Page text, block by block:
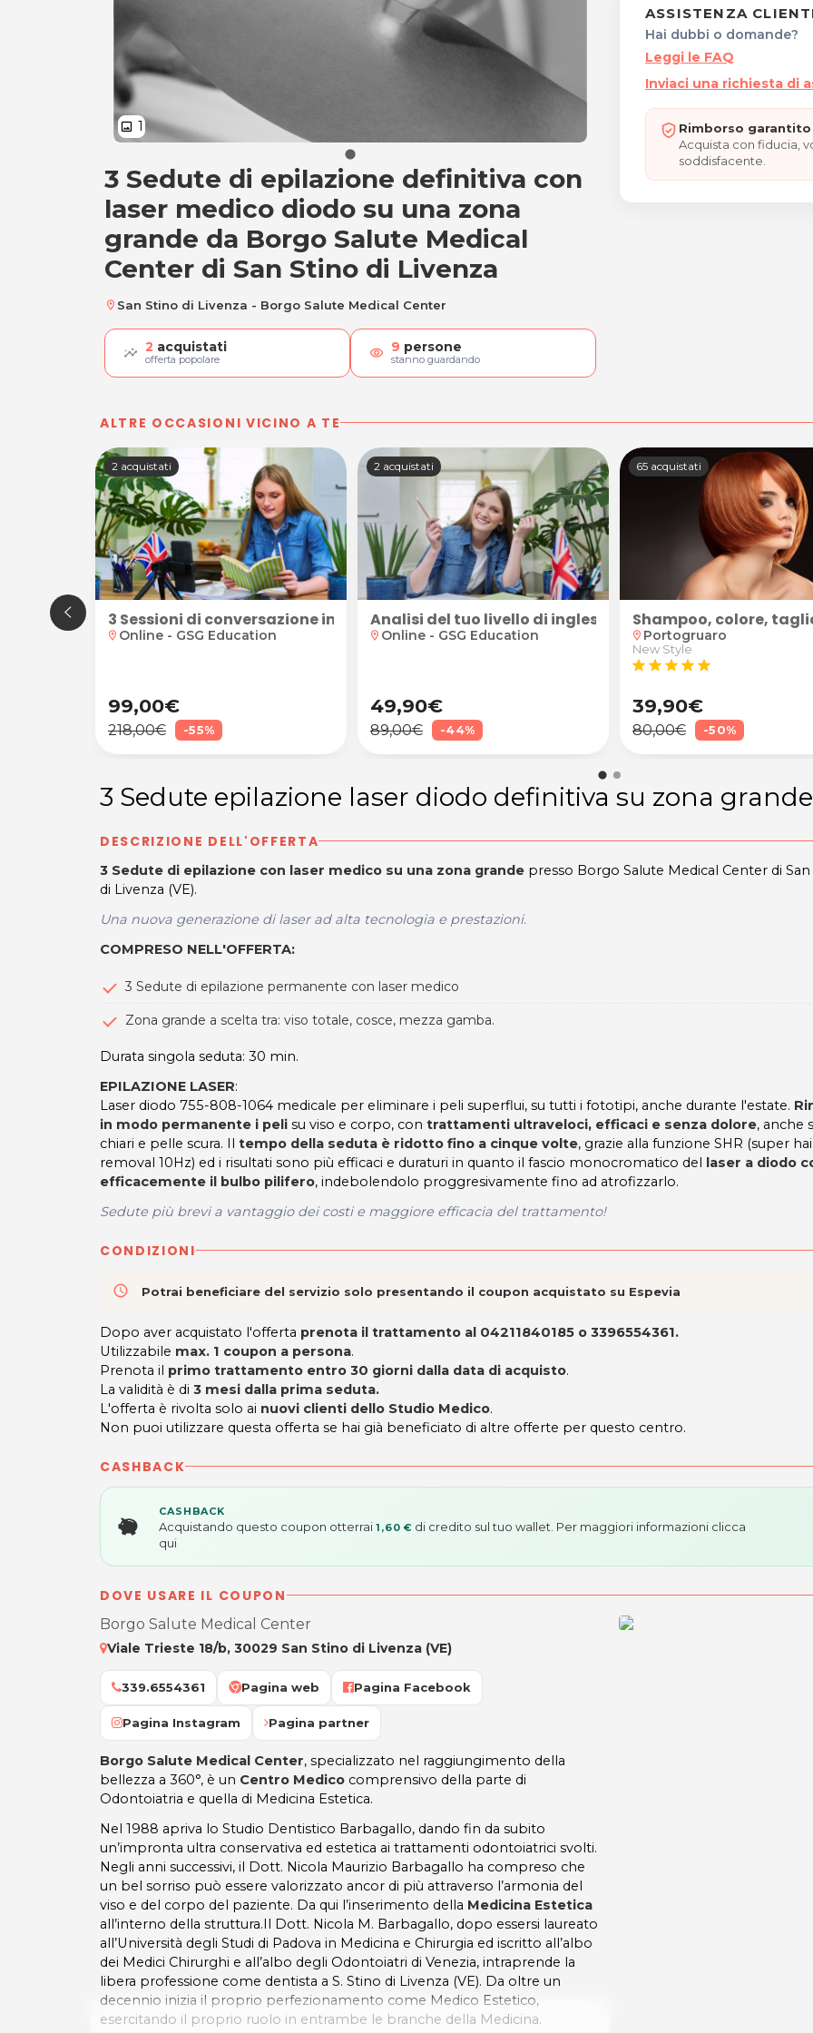
image 1
3 Sedute epilazione laser diodo definitiva
3 Sedute di epilazione definitiva con
laser medico diodo su una zona
grande da Borgo Salute Medical
Center di San Stino di Livenza
location_on San Stino di Livenza - Borgo Salute Medical Center
2 acquistati
offerta popolare visibility 9 persone
stanno guardando
ASSISTENZA
Hai dubbi o domande?
Leggi le FAQ
Inviaci una richiesta di
Rimborso
Acquista con fiducia,
soddisfacente.
ALTRE OCCASIONI VICINO A TE
moda
2 acquistati
3 Sessioni di conversazione in inglese online
location_on Online - GSG Education
99,00€
218,00€ -55%
2 acquistati
Analisi del tuo livello di inglese online
location_on Online - GSG Education
49,90€
89,00€ -44%
65 acquistati
Shampoo, colore,
location_on Portogruaro
New Style
star star star star star
39,90€
80,00€ -50%
3 Sedute epilazione laser diodo definitiva su zona grande
DESCRIZIONE DELL'OFFERTA
3 Sedute di epilazione con laser medico su una zona grande presso Borgo Salute Medical Center di
di Livenza (VE).
Una nuova generazione di laser ad alta tecnologia e prestazioni.
COMPRESO NELL'OFFERTA:
3 Sedute di epilazione permanente con laser medico
Zona grande a scelta tra: viso totale, cosce, mezza gamba.
Durata singola seduta: 30 min.
EPILAZIONE LASER:
Laser diodo 755-808-1064 medicale per eliminare i peli superflui, su tutti i fototipi, anche durante l'estate.
in modo permanente i peli su viso e corpo, con trattamenti ultraveloci, efficaci e senza dolore, anche
chiari e pelle scura. Il tempo della seduta è ridotto fino a cinque volte, grazie alla funzione SHR (super
removal 10Hz) ed i risultati sono più efficaci e duraturi in quanto il fascio monocromatico del laser a diodo
efficacemente il bulbo pilifero, indebolendolo proggresivamente fino ad atrofizzarlo.
Sedute più brevi a vantaggio dei costi e maggiore efficacia del trattamento!
CONDIZIONI
access_time Potrai beneficiare del servizio solo presentando il coupon acquistato su Espevia
Dopo aver acquistato l'offerta prenota il trattamento al 04211840185 o 3396554361.
Utilizzabile max. 1 coupon a persona.
Prenota il primo trattamento entro 30 giorni dalla data di acquisto.
La validità è di 3 mesi dalla prima seduta.
L'offerta è rivolta solo ai nuovi clienti dello Studio Medico.
Non puoi utilizzare questa offerta se hai già beneficiato di altre offerte per questo centro.
CASHBACK
CASHBACK
Acquistando questo coupon otterrai 1,60 € di credito sul tuo wallet. Per maggiori informazioni clicca
qui
DOVE USARE IL COUPON
Borgo Salute Medical Center
Viale Trieste 18/b, 30029 San Stino di Livenza (VE)
339.6554361 Pagina web Pagina Facebook
Pagina Instagram Pagina partner
Borgo Salute Medical Center, specializzato nel raggiungimento della
bellezza a 360°, è un Centro Medico comprensivo della parte di
Odontoiatria e quella di Medicina Estetica.
Nel 1988 apriva lo Studio Dentistico Barbagallo, dando fin da subito
un’impronta ultra conservativa ed estetica ai trattamenti odontoiatrici svolti.
Negli anni successivi, il Dott. Nicola Maurizio Barbagallo ha compreso che
un bel sorriso può essere valorizzato ancor di più attraverso l’armonia del
viso e del corpo del paziente. Da qui l’inserimento della Medicina Estetica
all’interno della struttura.Il Dott. Nicola M. Barbagallo, dopo essersi laureato
all’Università degli Studi di Padova in Medicina e Chirurgia ed iscritto all’albo
dei Medici Chirurghi e all’albo degli Odontoiatri di Venezia, intraprende la
libera professione come dentista a S. Stino di Livenza (VE). Da oltre un
decennio inizia il proprio perfezionamento come Medico Estetico,
esercitando il proprio ruolo in entrambe le branche della Medicina.